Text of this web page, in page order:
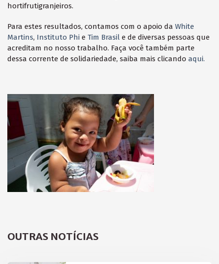
hortifrutigranjeiros.
Para estes resultados, contamos com o apoio da White
Martins, Instituto Phi e Tim Brasil e de diversas pessoas que
acreditam no nosso trabalho. Faça você também parte
dessa corrente de solidariedade, saiba mais clicando aqui.
OUTRAS NOTÍCIAS